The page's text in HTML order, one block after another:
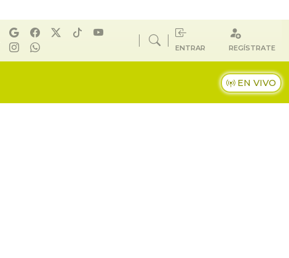
ENTRAR REGÍSTRATE
EN VIVO